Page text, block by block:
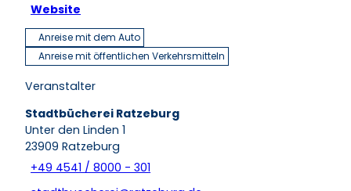
Website
Anreise mit dem Auto
Anreise mit öffentlichen Verkehrsmitteln
Veranstalter
Stadtbücherei Ratzeburg
Unter den Linden 1
23909 Ratzeburg
+49 4541 / 8000 - 301